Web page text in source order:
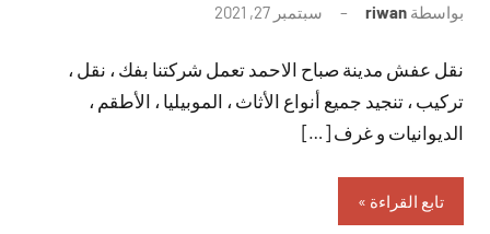
بواسطة riwan سبتمبر 27, 2021
تعليقات
نقل عفش مدينة صباح الاحمد تعمل شركتنا بفك ، نقل ،
تركيب ، تنجيد جميع أنواع الأثاث ، الموبيليا ، الأطقم ،
الديوانيات و غرف […]
تابع القراءة